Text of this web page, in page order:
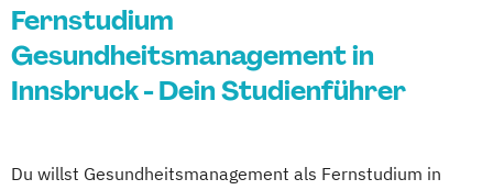
Fernstudium
Gesundheitsmanagement in
Innsbruck - Dein Studienführer
Du willst Gesundheitsmanagement als Fernstudium in